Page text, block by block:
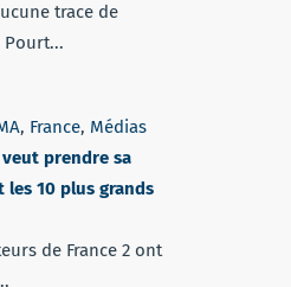
trace de
Pourt...
, France, Médias
prendre sa
les 10 plus grands
de France 2 ont